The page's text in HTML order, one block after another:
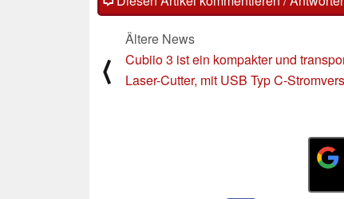
⟨
Ältere News
Cubiio 3 ist ein kompakter und
Laser-Cutter, mit USB Typ C-